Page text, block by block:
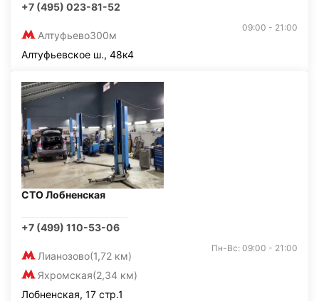
+7 (495) 023-81-52
Алтуфьево300м
09:00 - 21:00
Алтуфьевское ш., 48к4
СТО Лобненская
+7 (499) 110-53-06
Лианозово(1,72 км)
Яхромская(2,34 км)
Пн-Вс: 09:00 - 21:00
Лобненская, 17 стр.1